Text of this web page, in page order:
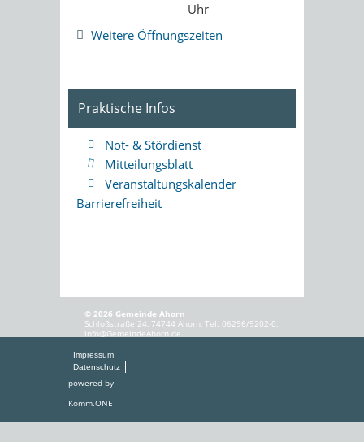
Uhr
Weitere Öffnungszeiten
Praktische Infos
Not- & Stördienst
Mitteilungsblatt
Veranstaltungskalender
Barrierefreiheit
© 2026 Gemeinde Ahorn
Schloßstraße 24, 74744 Ahorn, Tel. 06296/9202-0,
info@GemeindeAhorn.de
Impressum
Datenschutz
powered by
Komm.ONE